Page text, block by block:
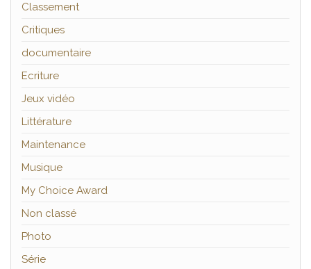
Classement
Critiques
documentaire
Ecriture
Jeux vidéo
Littérature
Maintenance
Musique
My Choice Award
Non classé
Photo
Série